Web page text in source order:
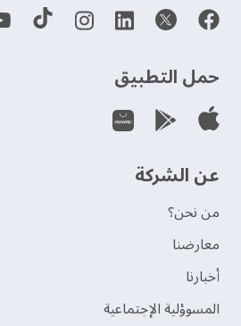
حمل التطبيق
عن الشركة
من نحن؟
‫معارضنا‬
‫أخبارنا‬
المسوؤلية الإجتماعية